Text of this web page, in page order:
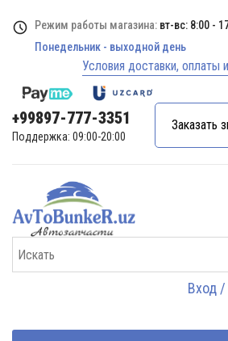
Режим работы магазина: вт-вс: 8:00 -
Понедельник - выходной день
Условия доставки, оплаты
+99897-777-3351
Поддержка: 09:00-20:00
Заказать
Вход /